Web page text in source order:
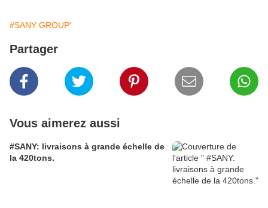
#SANY GROUP'
Partager
Vous aimerez aussi
#SANY: livraisons à grande échelle de
la 420tons.